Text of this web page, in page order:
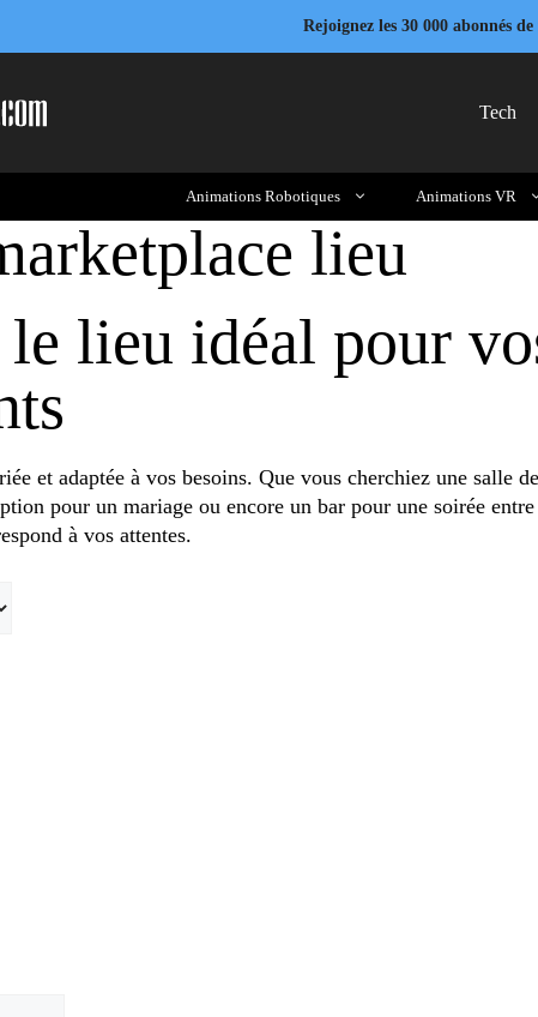
Rejoignez les 30 000 abonnés
Tech
Animations Robotiques Animations VR
lieu
le lieu idéal pour
et adaptée à vos besoins. Que vous cherchiez une salle
pour un mariage ou encore un bar pour une soirée
à vos attentes.